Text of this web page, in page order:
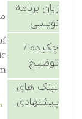
زبان برنامه
نویسی
چکیده /
توضیح
لینک های
پیشنهادی